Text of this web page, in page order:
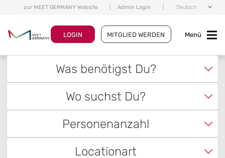
zur MEET GERMANY Website Admin Login Deutsch
LOGIN MITGLIED WERDEN Menü
Was benötigst Du?
Wo suchst Du?
Personenanzahl
Locationart